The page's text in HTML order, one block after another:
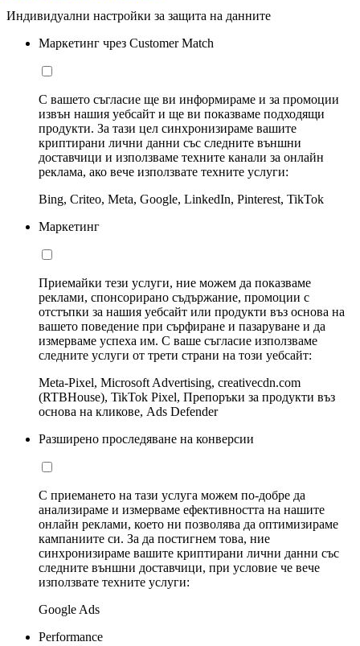
Индивидуални настройки за защита на данните
Маркетинг чрез Customer Match
С вашето съгласие ще ви информираме и за промоции
извън нашия уебсайт и ще ви показваме подходящи
продукти. За тази цел синхронизираме вашите
криптирани лични данни със следните външни
доставчици и използваме техните канали за онлайн
реклама, ако вече използвате техните услуги:
Bing, Criteo, Meta, Google, LinkedIn, Pinterest, TikTok
Маркетинг
Приемайки тези услуги, ние можем да показваме
реклами, спонсорирано съдържание, промоции с
отстъпки за нашия уебсайт или продукти въз основа на
вашето поведение при сърфиране и пазаруване и да
измерваме успеха им. С ваше съгласие използваме
следните услуги от трети страни на този уебсайт:
Meta-Pixel, Microsoft Advertising, creativecdn.com
(RTBHouse), TikTok Pixel, Препоръки за продукти въз
основа на кликове, Ads Defender
Разширено проследяване на конверсии
С приемането на тази услуга можем по-добре да
анализираме и измерваме ефективността на нашите
онлайн реклами, което ни позволява да оптимизираме
кампаниите си. За да постигнем това, ние
синхронизираме вашите криптирани лични данни със
следните външни доставчици, при условие че вече
използвате техните услуги:
Google Ads
Performance